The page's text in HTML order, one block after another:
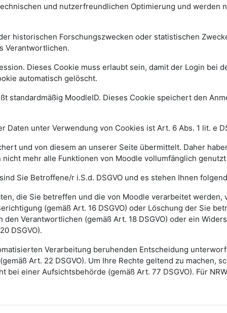
und nutzerfreundlichen Optimierung und werden
historischen Forschungszwecken oder statistischen
Verantwortlichen.
Dieses Cookie muss erlaubt sein, damit der Login bei
automatisch gelöscht.
standardmäßig MoodleID. Dieses Cookie speichert den
unter Verwendung von Cookies ist Art. 6 Abs. 1 lit. e
und von diesem an unserer Seite übermittelt. Daher
mehr alle Funktionen von Moodle vollumfänglich
Sie Betroffene/r i.S.d. DSGVO und es stehen Ihnen
die Sie betreffen und die von Moodle verarbeitet werden,
(gemäß Art. 16 DSGVO) oder Löschung der Sie
den Verantwortlichen (gemäß Art. 18 DSGVO) oder ein
DSGVO).
Verarbeitung beruhenden Entscheidung
Art. 22 DSGVO). Um Ihre Rechte geltend zu machen,
einer Aufsichtsbehörde (gemäß Art. 77 DSGVO). Für